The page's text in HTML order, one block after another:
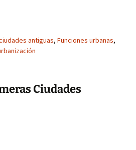
antiguas, Funciones urbanas,
Ciudades